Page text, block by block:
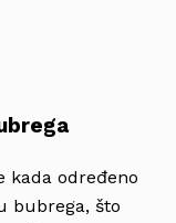
kada određeno
bubrega, što